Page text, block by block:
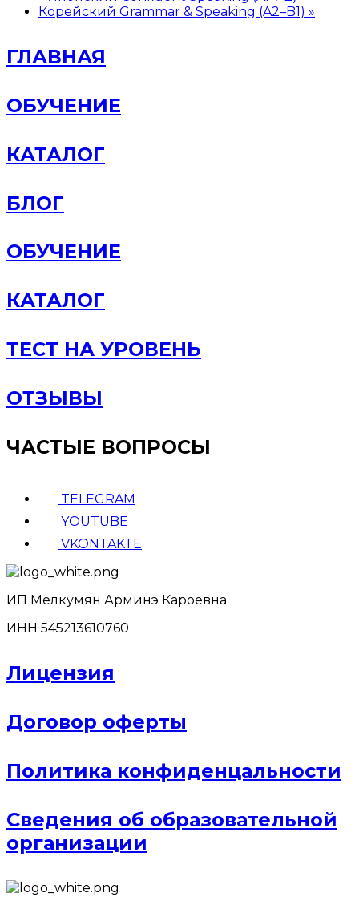
Корейский Grammar & Speaking (A2–B1) »
ГЛАВНАЯ
ОБУЧЕНИЕ
КАТАЛОГ
БЛОГ
ОБУЧЕНИЕ
КАТАЛОГ
ТЕСТ НА УРОВЕНЬ
ОТЗЫВЫ
ЧАСТЫЕ ВОПРОСЫ
TELEGRAM
YOUTUBE
VKONTAKTE
ИП Мелкумян Арминэ Кароевна
ИНН 545213610760
Лицензия
Договор оферты
Политика конфиденцальности
Сведения об образовательной
организации